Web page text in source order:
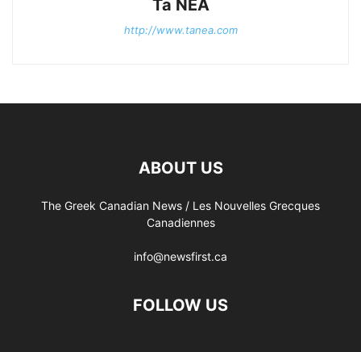
Ta NEA
http://www.tanea.com
ABOUT US
The Greek Canadian News / Les Nouvelles Grecques
Canadiennes
info@newsfirst.ca
FOLLOW US